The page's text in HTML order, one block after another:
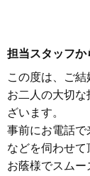
担当スタッフか
この度は、ご結
お二人の大切
ざいます。
事前にお電話
などを伺わせて
お蔭様でスム